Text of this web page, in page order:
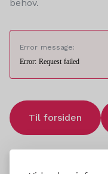
behov.
Error message:
Error: Request failed
Til forsiden